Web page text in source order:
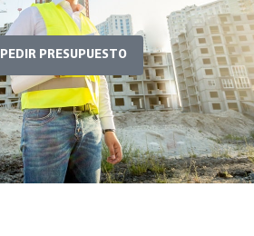
PEDIR PRESUPUESTO